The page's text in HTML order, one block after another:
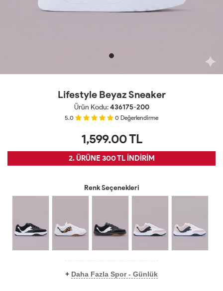
Lifestyle Beyaz Sneaker
Ürün Kodu:436175-200
5.0 0 Değerlendirme
1,599.00TL
2. ÜRÜNE 300 TL İNDİRİM
Renk Seçenekleri
+ Daha Fazla Spor - Günlük